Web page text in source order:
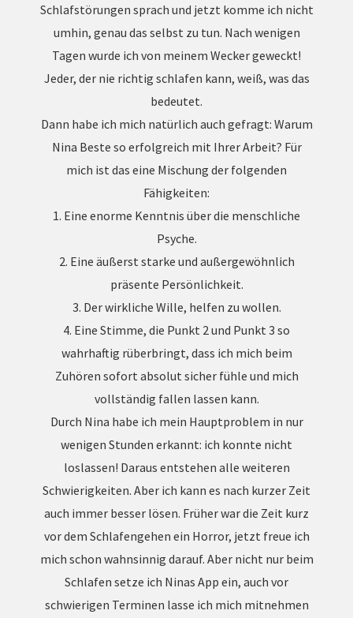
Schlafstörungen sprach und jetzt komme ich nicht
umhin, genau das selbst zu tun. Nach wenigen
Tagen wurde ich von meinem Wecker geweckt!
Jeder, der nie richtig schlafen kann, weiß, was das
bedeutet.
Dann habe ich mich natürlich auch gefragt: Warum
Nina Beste so erfolgreich mit Ihrer Arbeit? Für
mich ist das eine Mischung der folgenden
Fähigkeiten:
1. Eine enorme Kenntnis über die menschliche
Psyche.
2. Eine äußerst starke und außergewöhnlich
präsente Persönlichkeit.
3. Der wirkliche Wille, helfen zu wollen.
4. Eine Stimme, die Punkt 2 und Punkt 3 so
wahrhaftig rüberbringt, dass ich mich beim
Zuhören sofort absolut sicher fühle und mich
vollständig fallen lassen kann.
Durch Nina habe ich mein Hauptproblem in nur
wenigen Stunden erkannt: ich konnte nicht
loslassen! Daraus entstehen alle weiteren
Schwierigkeiten. Aber ich kann es nach kurzer Zeit
auch immer besser lösen. Früher war die Zeit kurz
vor dem Schlafengehen ein Horror, jetzt freue ich
mich schon wahnsinnig darauf. Aber nicht nur beim
Schlafen setze ich Ninas App ein, auch vor
schwierigen Terminen lasse ich mich mitnehmen